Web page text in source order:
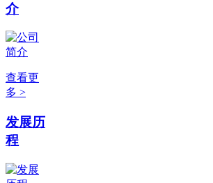
介
查看更
多 >
发展历
程